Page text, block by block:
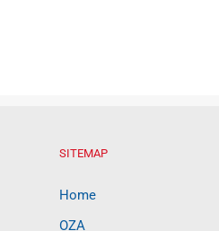
SITEMAP
Home
OZA